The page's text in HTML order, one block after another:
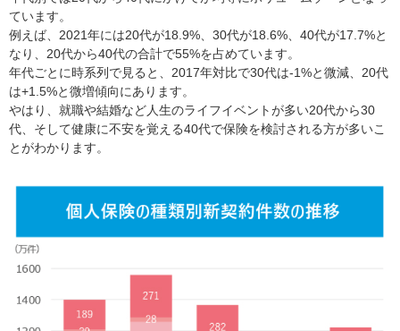
ています。
例えば、2021年には20代が18.9%、30代が18.6%、40代が17.7%と
なり、20代から40代の合計で55%を占めています。
年代ごとに時系列で見ると、2017年対比で30代は-1%と微減、20代
は+1.5%と微増傾向にあります。
やはり、就職や結婚など人生のライフイベントが多い20代から30
代、そして健康に不安を覚える40代で保険を検討される方が多いこ
とがわかります。